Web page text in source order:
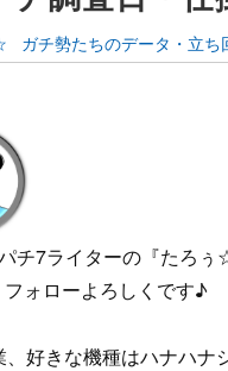
ガチ勢たちのデータ・立ち
チ7ライターの『たろぅ
フォローよろしくです♪
、好きな機種はハナハナ